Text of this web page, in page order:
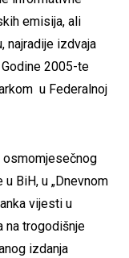
emisija, ali
najradije izdvaja
2005-te
u Federalnoj
osmomjesečnog
BiH, u „Dnevnom
vijesti u
na trogodišnje
izdanja